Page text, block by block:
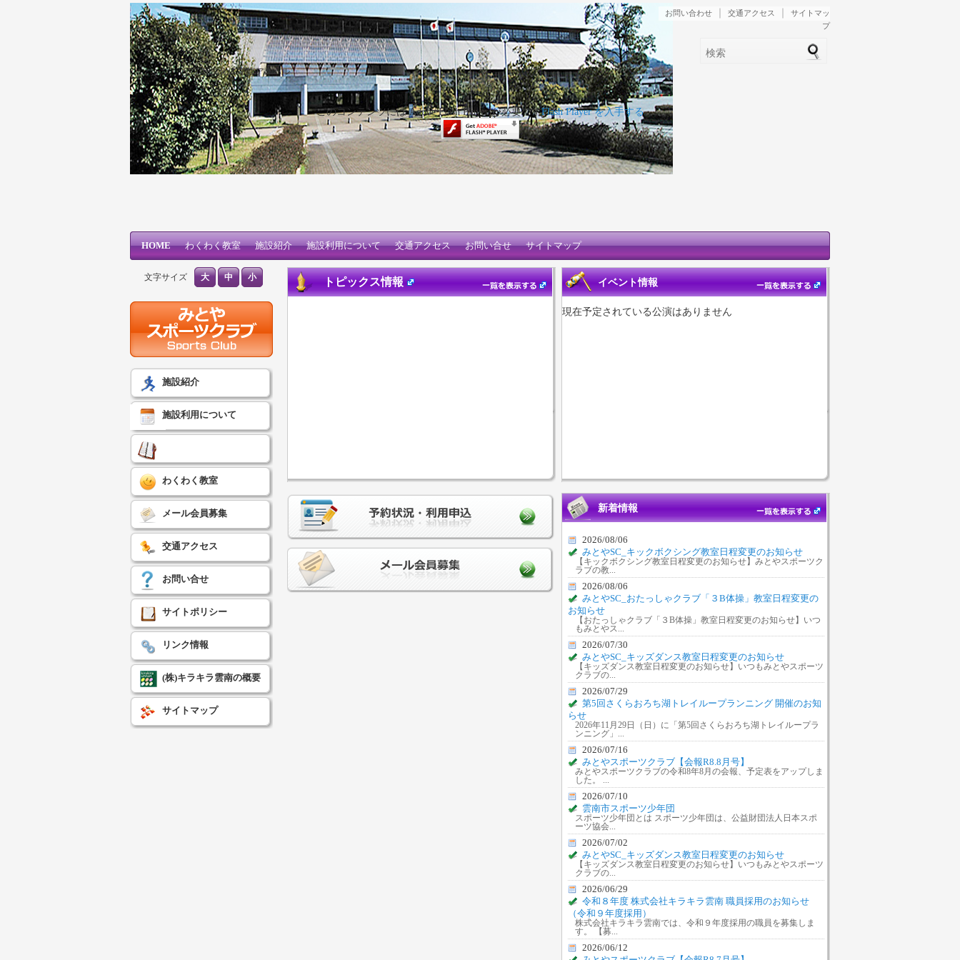
三刀屋文化体育館 アスパル
お問い合わせ 交通アクセス
サイトマッ
プ
このコンテンツには Adobe Flash Player が必要ですFlash Player を入手する
メインメニュー
メインコンテンツへ移動
サブコンテンツへ移動
HOME わくわく教室 施設紹介 施設利用について 交通アクセス お問い合せ サイトマップ
トピックス情報 イベント情報
現在予定されている公演はありません
新着情報
2026/08/06
みとやSC_キックボクシング教室日程変更のお知らせ
【キックボクシング教室日程変更のお知らせ】みとやスポーツク
ラブの教...
2026/08/06
みとやSC_おたっしゃクラブ「３B体操」教室日程変更の
お知らせ
【おたっしゃクラブ「３B体操」教室日程変更のお知らせ】いつ
もみとやス...
2026/07/30
みとやSC_キッズダンス教室日程変更のお知らせ
【キッズダンス教室日程変更のお知らせ】いつもみとやスポーツ
クラブの...
2026/07/29
第5回さくらおろち湖トレイループランニング 開催のお知
らせ
2026年11月29日（日）に「第5回さくらおろち湖トレイループラ
ンニング」...
2026/07/16
みとやスポーツクラブ【会報R8.8月号】
みとやスポーツクラブの令和8年8月の会報、予定表をアップしま
した。 ...
2026/07/10
雲南市スポーツ少年団
スポーツ少年団とは スポーツ少年団は、公益財団法人日本スポ
ーツ協会...
2026/07/02
みとやSC_キッズダンス教室日程変更のお知らせ
【キッズダンス教室日程変更のお知らせ】いつもみとやスポーツ
クラブの...
2026/06/29
令和８年度 株式会社キラキラ雲南 職員採用のお知らせ
（令和９年度採用）
株式会社キラキラ雲南では、令和９年度採用の職員を募集しま
す。 【募...
2026/06/12
文字サイズ 大 中 小
施設紹介
施設利用について
わくわく教室
メール会員募集
交通アクセス
お問い合せ
サイトポリシー
リンク情報
(株)キラキラ雲南の概要
サイトマップ